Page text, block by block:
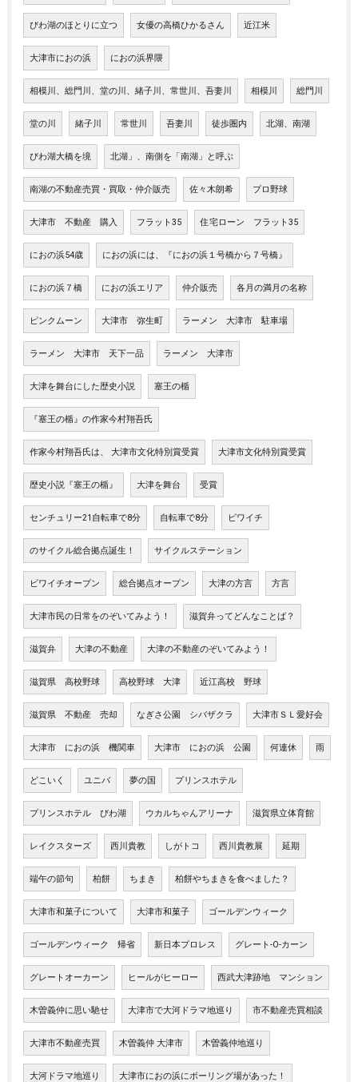
びわ湖のほとりに立つ 女優の高橋ひかるさん 近江米
大津市におの浜 におの浜界隈
相模川、総門川、堂の川、緒子川、常世川、吾妻川 相模川 総門川
堂の川 緒子川 常世川 吾妻川 徒歩圏内 北湖、南湖
びわ湖大橋を境 北湖」、南側を「南湖」と呼ぶ
南湖の不動産売買・買取・仲介販売 佐々木朗希 プロ野球
大津市 不動産 購入 フラット35 住宅ローン フラット35
におの浜54歳 におの浜には、『におの浜１号橋から７号橋』
におの浜７橋 におの浜エリア 仲介販売 各月の満月の名称
ピンクムーン 大津市 弥生町 ラーメン 大津市 駐車場
ラーメン 大津市 天下一品 ラーメン 大津市
大津を舞台にした歴史小説 塞王の楯
『塞王の楯』の作家今村翔吾氏
作家今村翔吾氏は、 大津市文化特別賞受賞 大津市文化特別賞受賞
歴史小説『塞王の楯』 大津を舞台 受賞
センチュリー21自転車で8分 自転車で8分 ビワイチ
のサイクル総合拠点誕生！ サイクルステーション
ビワイチオープン 総合拠点オープン 大津の方言 方言
大津市民の日常をのぞいてみよう！ 滋賀弁ってどんなことば？
滋賀弁 大津の不動産 大津の不動産のぞいてみよう！
滋賀県 高校野球 高校野球 大津 近江高校 野球
滋賀県 不動産 売却 なぎさ公園 シバザクラ 大津市ＳＬ愛好会
大津市 におの浜 機関車 大津市 におの浜 公園 何連休 雨
どこいく ユニバ 夢の国 プリンスホテル
プリンスホテル びわ湖 ウカルちゃんアリーナ 滋賀県立体育館
レイクスターズ 西川貴教 しがトコ 西川貴教展 延期
端午の節句 柏餅 ちまき 柏餅やちまきを食べました？
大津市和菓子について 大津市和菓子 ゴールデンウィーク
ゴールデンウィーク 帰省 新日本プロレス グレート-O-カーン
グレートオーカーン ヒールがヒーロー 西武大津跡地 マンション
木曽義仲に思い馳せ 大津市で大河ドラマ地巡り 市不動産売買相談
大津市不動産売買 木曽義仲 大津市 木曽義仲地巡り
大河ドラマ地巡り 大津市におの浜にボーリング場があった！